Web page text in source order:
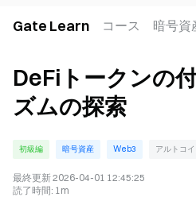
Gate Learn コース 暗号資
DeFiトークンの
ズムの探索
初級編 暗号資産 Web3 アルトコ
最終更新2026-04-01 12:45:25
読了時間: 1m